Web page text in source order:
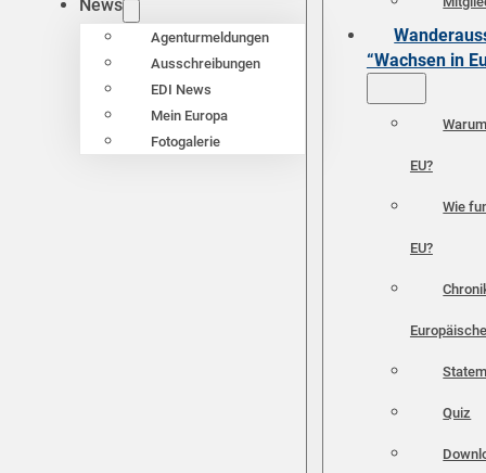
News
Agenturmeldungen
Ausschreibungen
EDI News
Mein Europa
Fotogalerie
“Wachsen in
EU?
Wie
EU?
Quiz